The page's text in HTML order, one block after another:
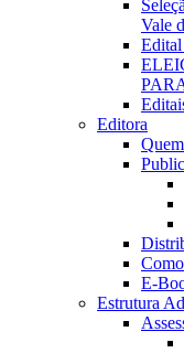
Vale
Edital
Editora
E-
Estrutura